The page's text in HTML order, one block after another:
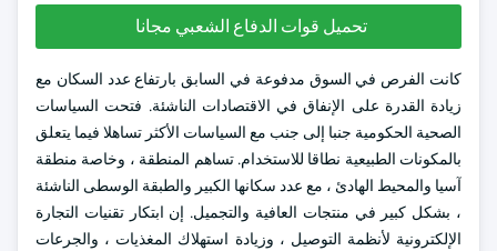
تحميل قوات الدفاع الشعبي مجانا
كانت الفرص في السوق مدفوعة في السابق بارتفاع عدد السكان مع
زيادة القدرة على الإنفاق في الاقتصادات الناشئة. فتحت السياسات
الصحية الحكومية جنبا إلى جنب مع السياسات الأكثر تساهلا فيما يتعلق
بالمكونات الطبيعية نطاقا للاستخدام. تساهم المنطقة ، وخاصة منطقة
آسيا والمحيط الهادئ ، مع عدد سكانها الكبير والطبقة الوسطى الناشئة
، بشكل كبير في منتجات العافية والتجميل. إن ابتكار تقنيات التجارة
الإلكترونية لأنظمة التوصيل ، وزيادة استهلاك المغذيات ، والجرعات